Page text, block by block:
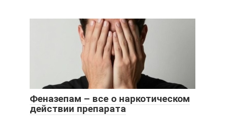
Феназепам – все о наркотическом
действии препарата